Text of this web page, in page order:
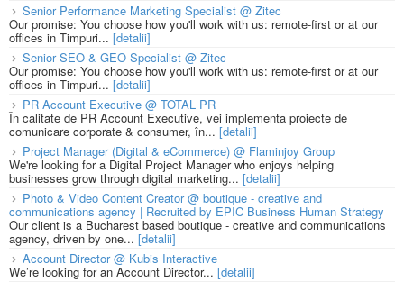
Senior Performance Marketing Specialist @ Zitec
Our promise: You choose how you'll work with us: remote-first or at our
offices in Timpuri... [detalii]
Senior SEO & GEO Specialist @ Zitec
Our promise: You choose how you'll work with us: remote-first or at our
offices in Timpuri... [detalii]
PR Account Executive @ TOTAL PR
În calitate de PR Account Executive, vei implementa proiecte de
comunicare corporate & consumer, în... [detalii]
Project Manager (Digital & eCommerce) @ Flaminjoy Group
We're looking for a Digital Project Manager who enjoys helping
businesses grow through digital marketing... [detalii]
Photo & Video Content Creator @ boutique - creative and
communications agency | Recruited by EPIC Business Human Strategy
Our client is a Bucharest based boutique - creative and communications
agency, driven by one... [detalii]
Account Director @ Kubis Interactive
We’re looking for an Account Director... [detalii]